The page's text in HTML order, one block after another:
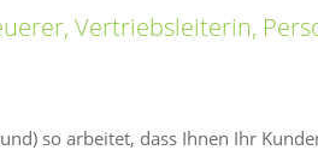
Vertriebsleiterin,
so arbeitet, dass Ihnen Ihr